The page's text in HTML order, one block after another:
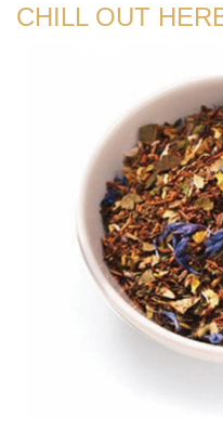
CHILL OUT